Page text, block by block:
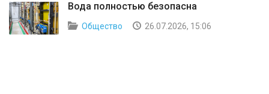
Вода полностью безопасна
Общество 26.07.2026, 15:06